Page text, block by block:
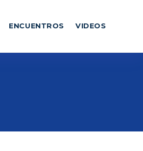
ENCUENTROS VIDEOS